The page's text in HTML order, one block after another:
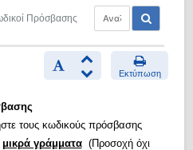
Πρόσβασης
Εκτύπωση
τους κωδικούς πρόσβασης
μικρά γράμματα(Προσοχή όχι